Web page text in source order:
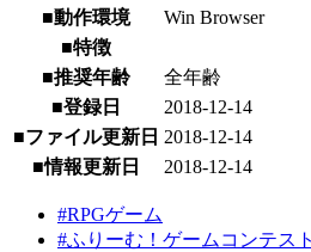
■動作環境
Win Browser
■特徴
■推奨年齢
全年齢
■登録日
2018-12-14
■ファイル更新日 2018-12-14
■情報更新日
2018-12-14
#RPGゲーム
#ふりーむ！ゲームコンテス